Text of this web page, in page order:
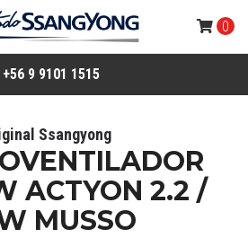
+56 9 9101 1515
0
Ssangyong
ACTYON 2.2 /
MUSSO